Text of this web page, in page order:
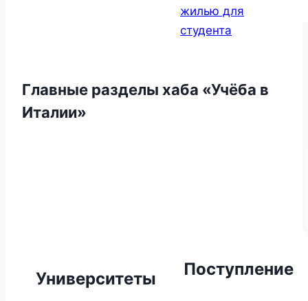
жилью для
студента
Главные разделы хаба «Учёба в
Италии»
Университеты Поступление